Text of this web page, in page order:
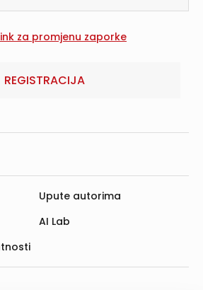
REGISTRACIJA
Upute autorima
AI Lab